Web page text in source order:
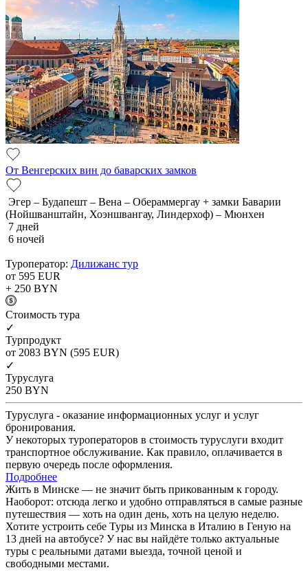
От Венгерских вин до баварских замков
Эгер – Будапешт – Вена – Обераммергау + замки Баварии
(Нойшванштайн, Хоэншвангау, Линдерхоф) – Мюнхен
7 дней
6 ночей
Туроператор: Дилижанс тур
от 595 EUR
+ 250 BYN
Cтоимость тура
✓
Турпродукт
от 2083 BYN (595 EUR)
✓
Туруслуга
250 BYN
Туруслуга - оказание информационных услуг и услуг
бронирования.
У некоторых туроператоров в стоимость туруслуги входит
транспортное обслуживание. Как правило, оплачивается в
первую очередь после оформления.
Подробнее
Жить в Минске — не значит быть прикованным к городу.
Наоборот: отсюда легко и удобно отправляться в самые разные
путешествия — хоть на один день, хоть на целую неделю.
Хотите устроить себе Туры из Минска в Италию в Геную на
13 дней на автобусе? У нас вы найдёте только актуальные
туры с реальными датами выезда, точной ценой и
свободными местами.